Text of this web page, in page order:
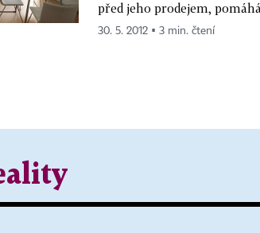
před jeho prodejem,
30. 5. 2012 ▪ 3 min. čtení